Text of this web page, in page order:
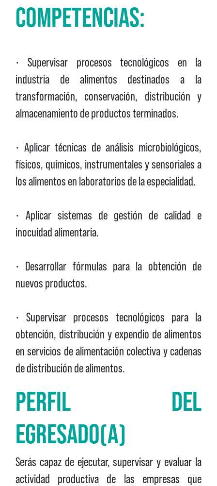
COMPETENCIAS:
• Supervisar procesos tecnológicos en la
industria de alimentos destinados a la
transformación, conservación, distribución y
almacenamiento de productos terminados.
• Aplicar técnicas de análisis microbiológicos,
físicos, químicos, instrumentales y sensoriales a
los alimentos en laboratorios de la especialidad.
• Aplicar sistemas de gestión de calidad e
inocuidad alimentaria.
• Desarrollar fórmulas para la obtención de
nuevos productos.
• Supervisar procesos tecnológicos para la
obtención, distribución y expendio de alimentos
en servicios de alimentación colectiva y cadenas
de distribución de alimentos.
PERFIL DEL
EGRESADO(A)
Serás capaz de ejecutar, supervisar y evaluar la
actividad productiva de las empresas que